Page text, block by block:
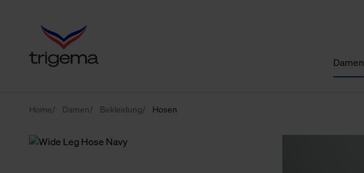
Damen
Home Damen Bekleidung Hosen